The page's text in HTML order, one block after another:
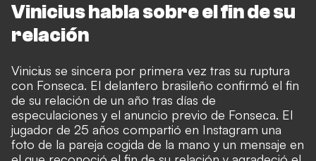
Vinicius habla sobre el fin de su
relación
Vinicius se sincera por primera vez tras su ruptura
con Fonseca. El delantero brasileño confirmó el fin
de su relación de un año tras días de
especulaciones y el anuncio previo de Fonseca. El
jugador de 25 años compartió en Instagram una
foto de la pareja cogida de la mano y un mensaje en